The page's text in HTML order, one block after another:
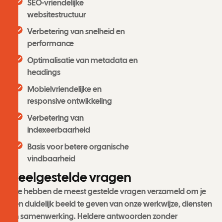
SEO-vriendelijke
websitestructuur
Verbetering van snelheid en
performance
Optimalisatie van metadata en
headings
Mobielvriendelijke en
responsive ontwikkeling
Verbetering van
indexeerbaarheid
Basis voor betere organische
vindbaarheid
eelgesteldevragen
We hebben de meest gestelde vragen verzameld om je
een duidelijk beeld te geven van onze werkwijze, diensten
en samenwerking. Heldere antwoorden zonder